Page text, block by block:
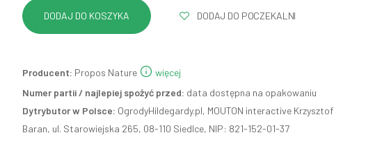
DODAJ DO POCZEKALNI
Producent: Propos Nature
więcej
Numer partii / najlepiej spożyć przed: data dostępna na opakowaniu
Dytrybutor w Polsce: OgrodyHildegardy.pl, MOUTON interactive Krzysztof
Baran, ul. Starowiejska 265, 08-110 Siedlce, NIP: 821-152-01-37